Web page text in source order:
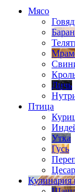
Мясо
Дичь
Птица
Утка
Гусь